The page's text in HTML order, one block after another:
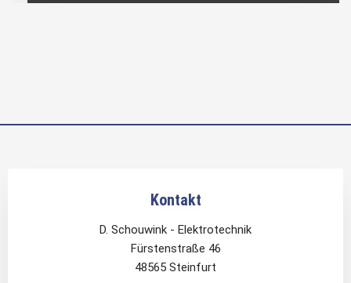
Kontakt
D. Schouwink - Elektrotechnik
Fürstenstraße 46
48565 Steinfurt